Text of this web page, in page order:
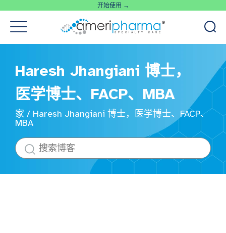
开始使用 →
Haresh Jhangiani 博士，
医学博士、FACP、MBA
家 / Haresh Jhangiani 博士，医学博士、FACP、
MBA